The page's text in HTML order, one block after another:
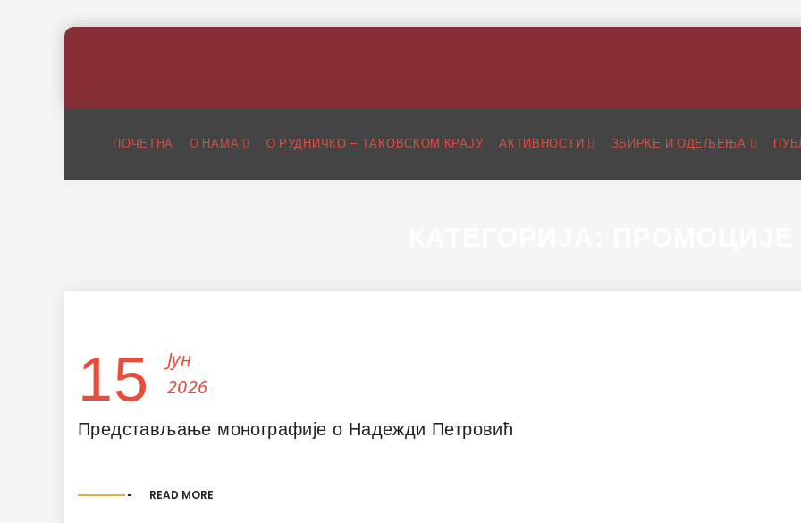
ПОЧЕТНА О НАМА О РУДНИЧКО – ТАКОВСКОМ КРАЈУ АКТИВНОСТИ ЗБИРКЕ И ОДЕЉЕЊА
15
Јун
2026
Представљање монографије о Надежди Петровић
READ MORE